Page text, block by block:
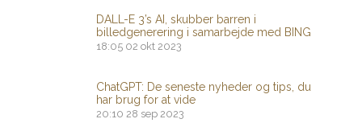
DALL-E 3’s AI, skubber barren i
billedgenerering i samarbejde med BING
18:05 02 okt 2023
ChatGPT: De seneste nyheder og tips, du
har brug for at vide
20:10 28 sep 2023